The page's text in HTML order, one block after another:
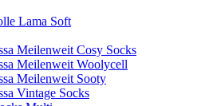
Lama Soft
Meilenweit Cosy Socks
Meilenweit Woolycell
Meilenweit Sooty
Vintage Socks